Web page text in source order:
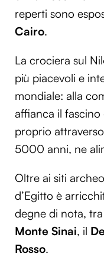
reperti sono
Cairo.
La crociera sul
più piacevoli e
mondiale: alla
affianca il
proprio
5000 anni, ne
Oltre ai siti
d’Egitto è
degne di nota,
Monte Sinai, il
Rosso.